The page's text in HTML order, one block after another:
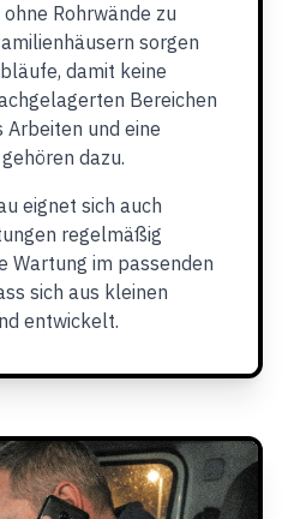
Rohrwände zu
sorgen
damit keine
Bereichen
Arbeiten und eine
dazu.
eignet sich auch
regelmäßig
Wartung im passenden
sich aus kleinen
entwickelt.